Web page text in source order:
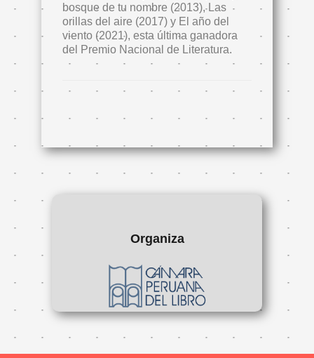
bosque de tu nombre (2013), Las
orillas del aire (2017) y El año del
viento (2021), esta última ganadora
del Premio Nacional de Literatura.
Organiza